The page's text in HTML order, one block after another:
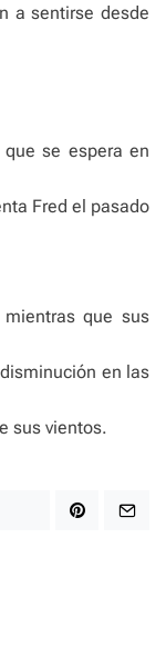
a sentirse desde
se espera en
Fred el pasado
que sus
en las
sus vientos.